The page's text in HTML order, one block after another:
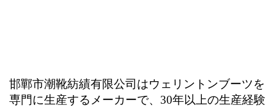
邯鄲市潮靴紡績有限公司はウェリントンブーツを
専門に生産するメーカーで、30年以上の生産経験